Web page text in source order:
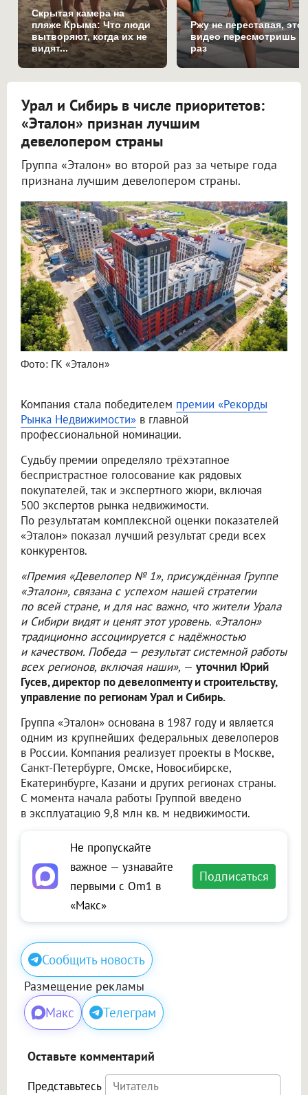
Скрытая камера на
пляже Крыма: Что люди
вытворяют, когда их не
видят...
Ржу не переставая, это
видео пересмотришь
раз
Урал и Сибирь в числе приоритетов:
«Эталон» признан лучшим
девелопером страны
Группа «Эталон» во второй раз за четыре года
признана лучшим девелопером страны.
Фото: ГК «Эталон»
Компания стала победителем премии «Рекорды
Рынка Недвижимости» в главной
профессиональной номинации.
Судьбу премии определяло трёхэтапное
беспристрастное голосование как рядовых
покупателей, так и экспертного жюри, включая
500 экспертов рынка недвижимости.
По результатам комплексной оценки показателей
«Эталон» показал лучший результат среди всех
конкурентов.
«Премия «Девелопер № 1», присуждённая Группе
«Эталон», связана с успехом нашей стратегии
по всей стране, и для нас важно, что жители Урала
и Сибири видят и ценят этот уровень. «Эталон»
традиционно ассоциируется с надёжностью
и качеством. Победа — результат системной работы
всех регионов, включая наши», — уточнил Юрий
Гусев, директор по девелопменту и строительству,
управление по регионам Урал и Сибирь.
Группа «Эталон» основана в 1987 году и является
одним из крупнейших федеральных девелоперов
в России. Компания реализует проекты в Москве,
Санкт-Петербурге, Омске, Новосибирске,
Екатеринбурге, Казани и других регионах страны.
С момента начала работы Группой введено
в эксплуатацию 9,8 млн кв. м недвижимости.
Не пропускайте
важное — узнавайте
первыми с Om1 в
«Макс»
Подписаться
Сообщить новость
Размещение рекламы
Макс Телеграм
Оставьте комментарий
Представьтесь